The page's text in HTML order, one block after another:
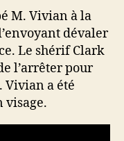
M. Vivian à la
dévaler
Le shérif Clark
l’arrêter pour
Vivian a été
visage.